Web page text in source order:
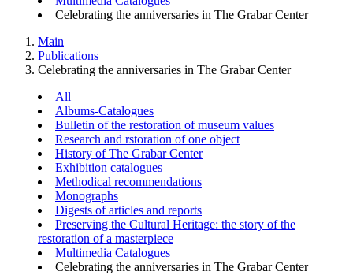
Celebrating the anniversaries in The Grabar Center
Main
Publications
Celebrating the anniversaries in The Grabar Center
All
Albums-Catalogues
Bulletin of the restoration of museum values
Research and rstoration of one object
History of The Grabar Center
Exhibition catalogues
Methodical recommendations
Monographs
Digests of articles and reports
Preserving the Cultural Heritage: the story of the
restoration of a masterpiece
Multimedia Catalogues
Celebrating the anniversaries in The Grabar Center